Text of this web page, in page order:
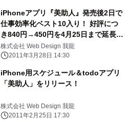
iPhoneアプリ『美助人』発売後2日で
仕事効率化ベスト10入り！ 好評につ
き840円→450円を4月25日まで延長販
売
株式会社 Web Design 我龍
2011年3月28日 14:30
iPhone用スケジュール＆todoアプリ
「美助人」をリリース！
株式会社 Web Design 我龍
2011年2月25日 17:30